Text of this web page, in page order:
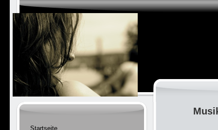
Startseite